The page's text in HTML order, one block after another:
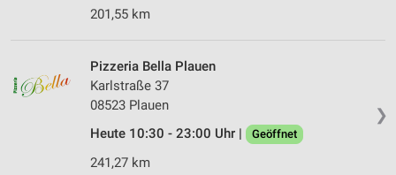
201,55 km
❯
Pizzeria Bella Plauen
Karlstraße 37
08523 Plauen
Heute 10:30 - 23:00 Uhr |
Geöffnet
241,27 km